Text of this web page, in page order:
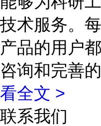
技术服务。
产品的用户
咨询和完善
看全文 >
联系我们